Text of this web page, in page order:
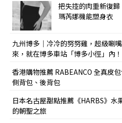
把失控的肉重新復
瑪芮娜機能塑身衣
九州博多｜冷冷的努努雞，超級唰
來，就在博多車站「博多小徑」內！
香港購物推薦 RABEANCO 全真皮
側背包、後背包
日本名古屋甜點推薦《HARBS》水
的朝聖之旅